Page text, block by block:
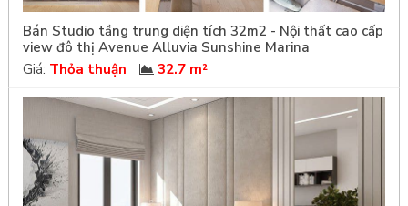
Bán Studio tầng trung diện tích 32m2 - Nội thất cao cấp
view đô thị Avenue Alluvia Sunshine Marina
Giá: Thỏa thuận 32.7 m²